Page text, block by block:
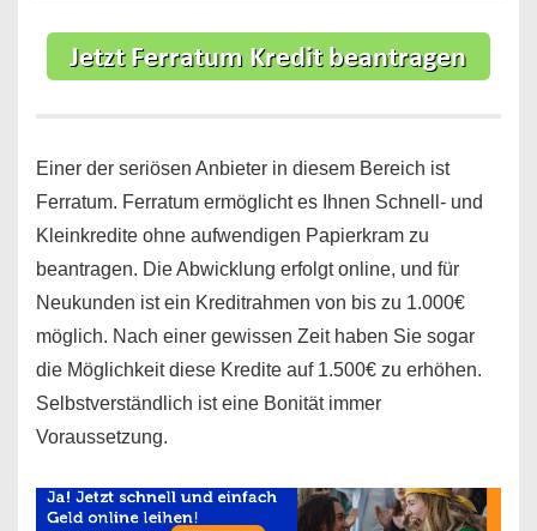
Einer der seriösen Anbieter in diesem Bereich ist
Ferratum. Ferratum ermöglicht es Ihnen Schnell- und
Kleinkredite ohne aufwendigen Papierkram zu
beantragen. Die Abwicklung erfolgt online, und für
Neukunden ist ein Kreditrahmen von bis zu 1.000€
möglich. Nach einer gewissen Zeit haben Sie sogar
die Möglichkeit diese Kredite auf 1.500€ zu erhöhen.
Selbstverständlich ist eine Bonität immer
Voraussetzung.